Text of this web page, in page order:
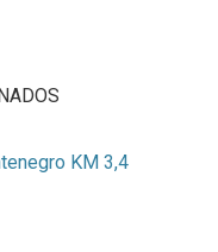
KM 3,4